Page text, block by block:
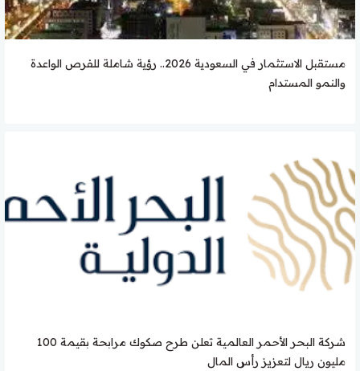
مستقبل الاستثمار في السعودية 2026.. رؤية شاملة للفرص الواعدة
والنمو المستدام
شركة البحر الأحمر العالمية تعلن طرح صكوك مرابحة بقيمة 100
مليون ريال لتعزيز رأس المال